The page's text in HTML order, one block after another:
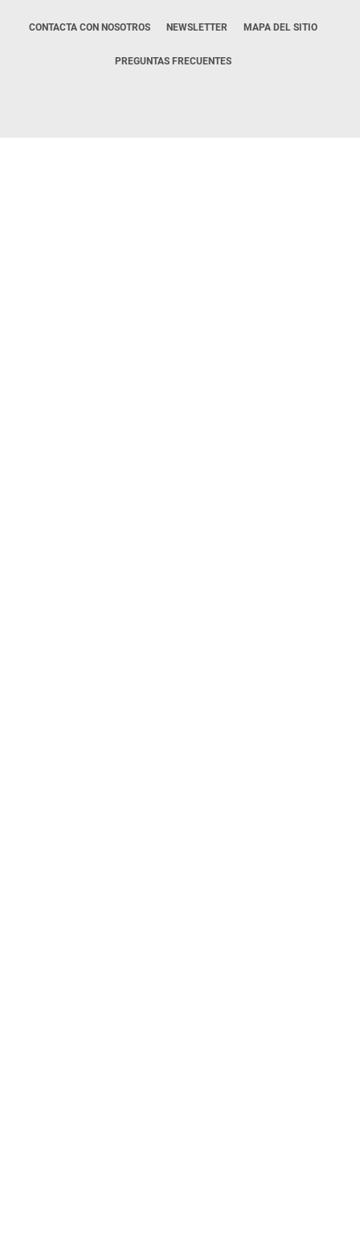
CONTACTA CON NOSOTROS NEWSLETTER MAPA DEL SITIO
PREGUNTAS FRECUENTES